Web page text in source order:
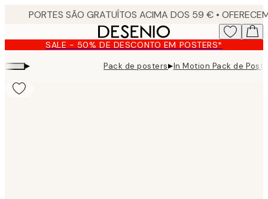
content. SALE - 50% DE DESCONTO EM POSTERS*
▸ Pack de posters▸In Motion Pack de